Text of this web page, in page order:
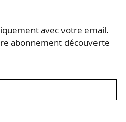
avec votre email.
abonnement découverte